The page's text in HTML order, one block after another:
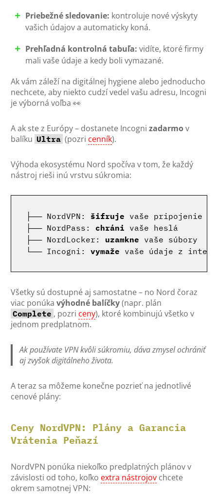
Priebežné sledovanie: kontroluje nové výskyty
vašich údajov a automaticky koná.
Prehľadná kontrolná tabuľa: vidíte, ktoré firmy
mali vaše údaje a kedy boli vymazané.
Ak vám záleží na digitálnej hygiene alebo jednoducho
nechcete, aby niekto cudzí vedel vašu adresu, Incogni
je výborná voľba 👀
A ak ste z Európy – dostanete Incognizadarmov
balíku Ultra (pozri cenník).
Výhoda ekosystému Nord spočíva v tom, že každý
nástroj rieši inú vrstvu súkromia:
├── NordVPN: šifruje vaše pripojenie
├── NordPass: chráni vaše heslá
├── NordLocker: uzamkne vaše súbory
└── Incogni: vymaže
Všetky sú dostupné aj samostatne – no Nord čoraz
viac ponúkavýhodné balíčky(napr. plán
Complete , pozri ceny), ktoré kombinujú všetko v
jednom predplatnom.
Ak používate VPN kvôli súkromiu, dáva zmysel ochrániť
aj zvyšok digitálneho života.
A teraz sa môžeme konečne pozrieť na jednotlivé
cenové plány:
Ceny NordVPN: Plány a Garancia
Vrátenia Peňazí
NordVPN ponúka niekoľko predplatných plánov v
závislosti od toho, koľko extra nástrojov chcete
okrem samotnej VPN: